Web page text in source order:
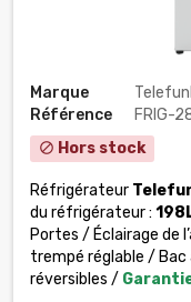
Marque
Référence
FRIG-
block Hors stock
Réfrigérateur
du réfrigérateur :
Portes / Éclairage de
trempé réglable /
réversibles /